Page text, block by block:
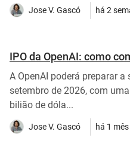
Jose V. Gascó há 2
IPO da OpenAI: como
A OpenAI poderá preparar
setembro de 2026, com
bilião de dóla...
Jose V. Gascó há 1 mês